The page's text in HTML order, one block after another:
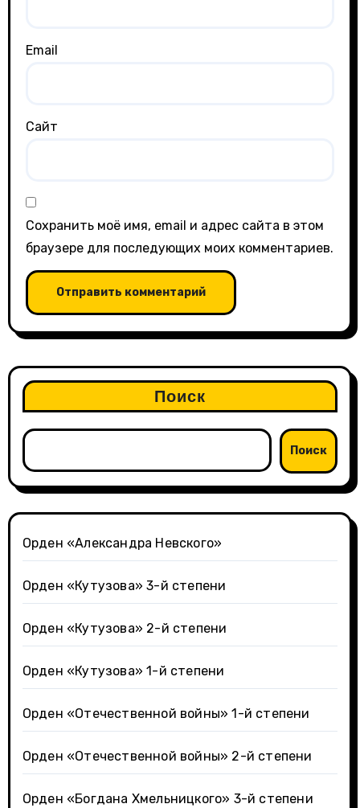
Email
Сайт
Сохранить моё имя, email и адрес сайта в этом
браузере для последующих моих комментариев.
Поиск
Поиск
Орден «Александра Невского»
Орден «Кутузова» 3-й степени
Орден «Кутузова» 2-й степени
Орден «Кутузова» 1-й степени
Орден «Отечественной войны» 1-й степени
Орден «Отечественной войны» 2-й степени
Орден «Богдана Хмельницкого» 3-й степени